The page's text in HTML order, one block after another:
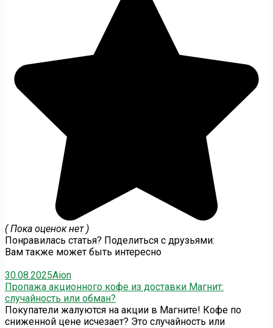
( Пока оценок нет )
Понравилась статья? Поделиться с друзьями:
Вам также может быть интересно
30.08.2025Aion
Пропажа акционного кофе из доставки Магнит:
случайность или обман?
Покупатели жалуются на акции в Магните! Кофе по
сниженной цене исчезает? Это случайность или